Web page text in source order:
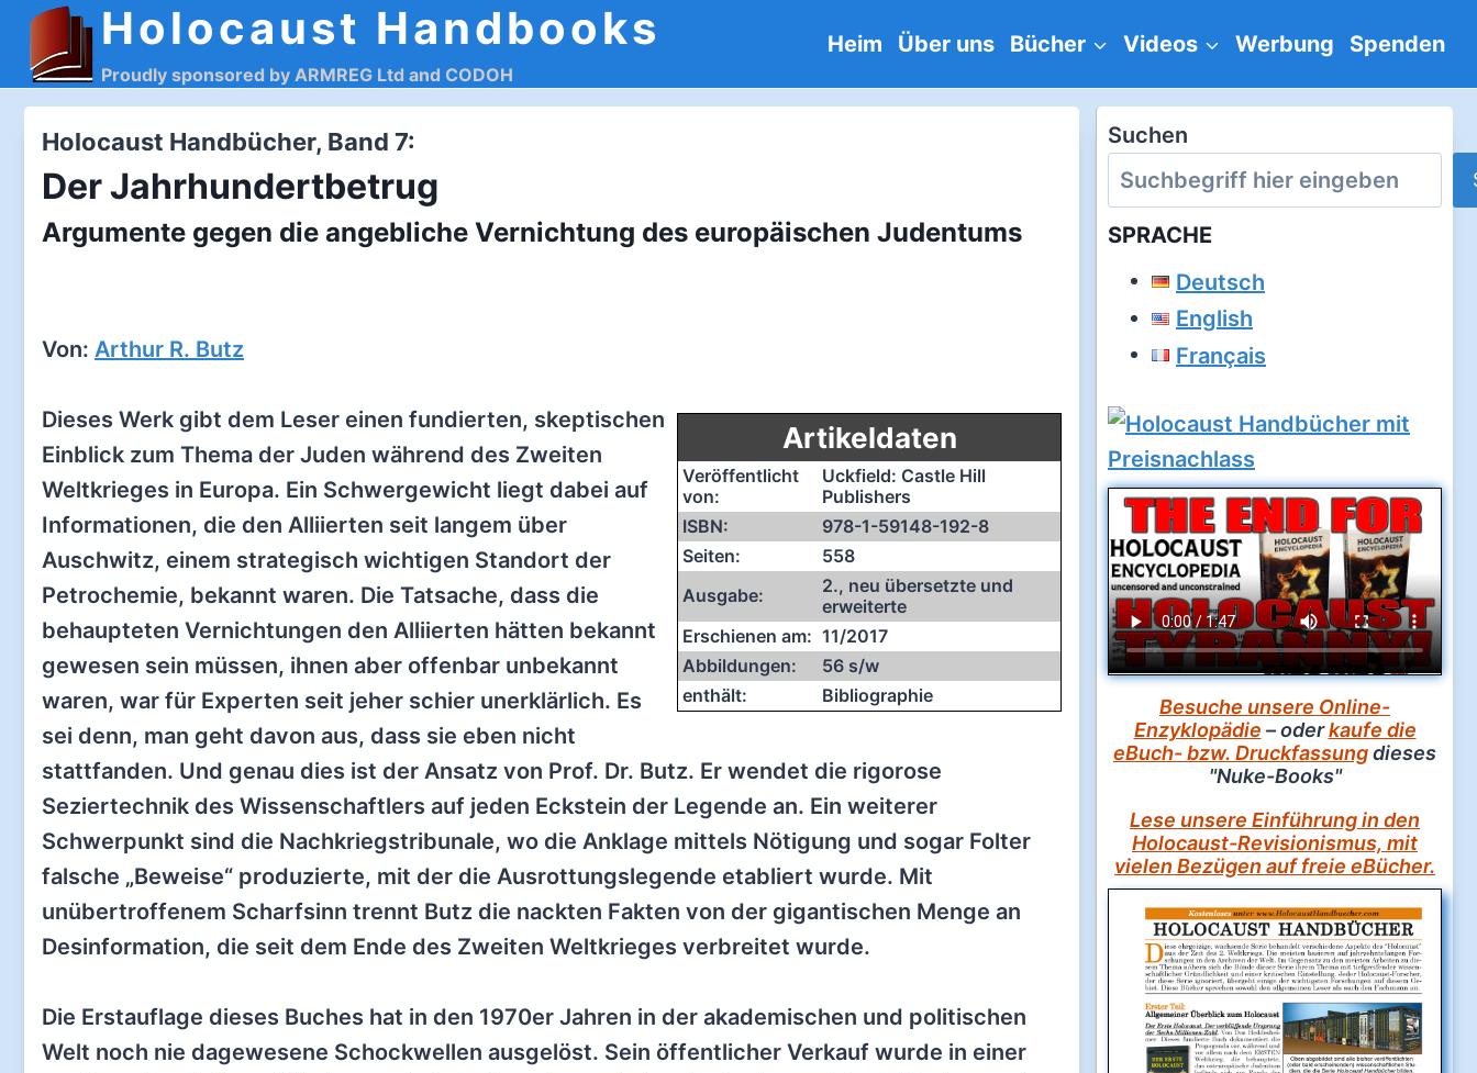
Zum
Inhalt
springen
Holocaust Handbooks
Proudly sponsored by ARMREG Ltd and CODOH
Heim Über uns Bücher Videos Werbung Spenden
Holocaust Handbücher, Band 7:
Der Jahrhundertbetrug
Argumente gegen die angebliche Vernichtung des europäischen Judentums
Von: Arthur R. Butz
Artikeldaten
Veröffentlicht
von:
Uckfield: Castle Hill
Publishers
ISBN:
978-1-59148-192-8
Seiten:
558
Ausgabe:
2., neu übersetzte und
erweiterte
Erschienen am: 11/2017
Abbildungen:
56 s/w
enthält:
Bibliographie
Dieses Werk gibt dem Leser einen fundierten, skeptischen
Einblick zum Thema der Juden während des Zweiten
Weltkrieges in Europa. Ein Schwergewicht liegt dabei auf
Informationen, die den Alliierten seit langem über
Auschwitz, einem strategisch wichtigen Standort der
Petrochemie, bekannt waren. Die Tatsache, dass die
behaupteten Vernichtungen den Alliierten hätten bekannt
gewesen sein müssen, ihnen aber offenbar unbekannt
waren, war für Experten seit jeher schier unerklärlich. Es
sei denn, man geht davon aus, dass sie eben nicht
stattfanden. Und genau dies ist der Ansatz von Prof. Dr. Butz. Er wendet die rigorose
Seziertechnik des Wissenschaftlers auf jeden Eckstein der Legende an. Ein weiterer
Schwerpunkt sind die Nachkriegstribunale, wo die Anklage mittels Nötigung und sogar Folter
falsche „Beweise“ produzierte, mit der die Ausrottungslegende etabliert wurde. Mit
unübertroffenem Scharfsinn trennt Butz die nackten Fakten von der gigantischen Menge an
Desinformation, die seit dem Ende des Zweiten Weltkrieges verbreitet wurde.
Die Erstauflage dieses Buches hat in den 1970er Jahren in der akademischen und politischen
Welt noch nie dagewesene Schockwellen ausgelöst. Sein öffentlicher Verkauf wurde in einer
Suchen
SPRACHE
Deutsch
English
Français
Besuche unsere Online-
Enzyklopädie – oderkaufe die
eBuch- bzw. Druckfassungdieses
"Nuke-Books"
Lese unsere Einführung in den
Holocaust-Revisionismus, mit
vielen Bezügen auf freie eBücher.